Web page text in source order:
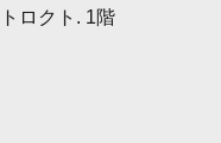
トロクト. 1階